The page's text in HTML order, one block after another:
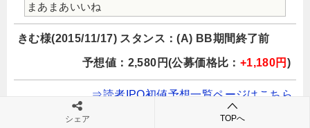
まあまあいいね
きむ様(2015/11/17) スタンス：(A) BB期間終了前
予想値：2,580円(公募価格比： +1,180円 )
⇒読者IPO初値予想一覧ページはこちら
※ 情報は更新・訂正されている可能性がありますの
シェア TOPへ